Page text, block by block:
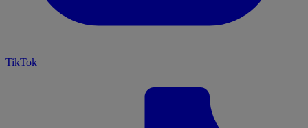
TikTok